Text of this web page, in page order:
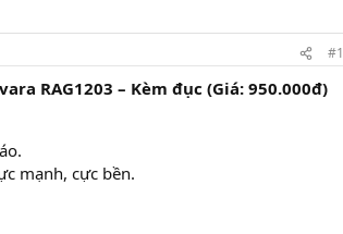
#1
RAG1203 – Kèm đục (Giá: 950.000đ)
mạnh, cực bền.